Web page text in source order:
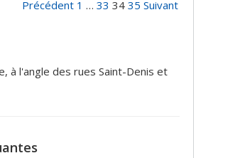
Précédent 1 … 33 34 35 Suivant
à l'angle des rues Saint-Denis et